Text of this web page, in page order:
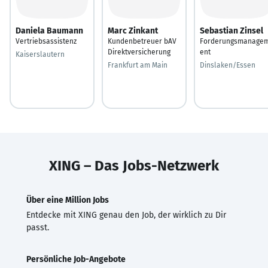
Daniela Baumann
Vertriebsassistenz
Kaiserslautern
Marc Zinkant
Kundenbetreuer bAV
Direktversicherung
Frankfurt am Main
Sebastian Zinsel
ent
Dinslaken/Essen
XING – Das Jobs-Netzwerk
Über eine Million Jobs
Entdecke mit XING genau den Job, der wirklich zu Dir
passt.
Persönliche Job-Angebote